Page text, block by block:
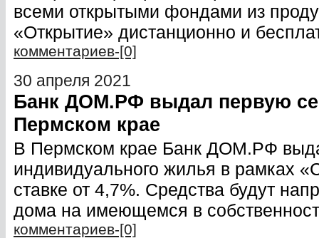
всеми открытыми фондами из
«Открытие» дистанционно и
комментариев-[0]
30 апреля 2021
Банк ДОМ.РФ выдал первую
Пермском крае
В Пермском крае Банк ДОМ.РФ
индивидуального жилья в рамках
ставке от 4,7%. Средства будут
дома на имеющемся в
комментариев-[0]